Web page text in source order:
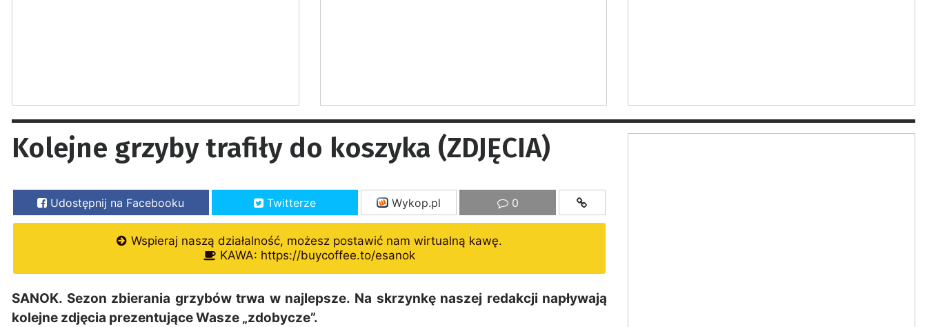
Kolejne grzyby trafiły do koszyka (ZDJĘCIA)
Udostępnij na Facebooku Twitterze Wykop.pl 0
Wspieraj naszą działalność, możesz postawić nam wirtualną kawę.
KAWA: https://buycoffee.to/esanok
SANOK. Sezon zbierania grzybów trwa w najlepsze. Na skrzynkę naszej redakcji napływają
kolejne zdjęcia prezentujące Wasze „zdobycze”.